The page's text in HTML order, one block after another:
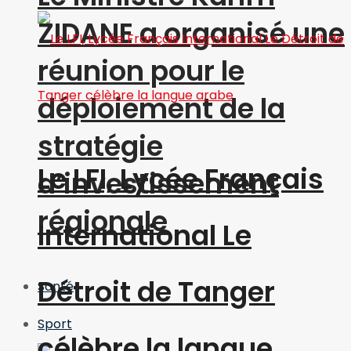
ZIDANE a organisé une
réunion pour le
déploiement de la
stratégie
d’investissement
régionale
Santé
Sport
Le LFI, Lycée Français
International Le
Détroit de Tanger